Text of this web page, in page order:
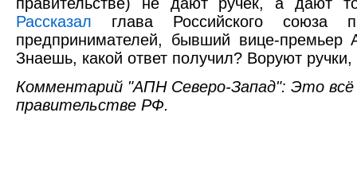
Рассказал глава Российского союза
предпринимателей, бывший вице-премьер
Знаешь, какой ответ получил? Воруют
Комментарий "АПН Северо-Запад": Это
правительстве РФ.